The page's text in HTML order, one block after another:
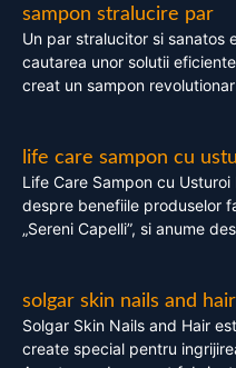
sampon stralucire par
Un par stralucitor si sanatos
cautarea unor solutii
creat un sampon
life care sampon cu
Life Care Sampon cu
despre benefiile produselor
„Sereni Capelli”, si anume
solgar skin nails and hair
Solgar Skin Nails and Hair
create special pentru